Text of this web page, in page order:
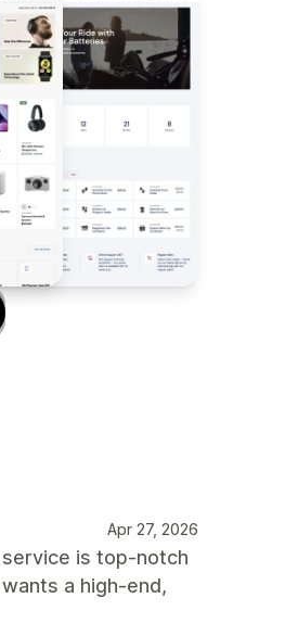
Apr 27, 2026
is top-notch
a high-end,